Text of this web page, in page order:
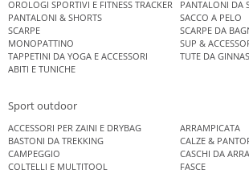
OROLOGI SPORTIVI E FITNESS TRACKER
PANTALONI DA
PANTALONI & SHORTS
SACCO A PELO
SCARPE
SCARPE DA
MONOPATTINO
SUP &
TAPPETINI DA YOGA E ACCESSORI
TUTE DA
ABITI E TUNICHE
Sport outdoor
ACCESSORI PER ZAINI E DRYBAG
ARRAMPICATA
BASTONI DA TREKKING
CALZE &
CAMPEGGIO
CASCHI DA
COLTELLI E MULTITOOL
FASCE